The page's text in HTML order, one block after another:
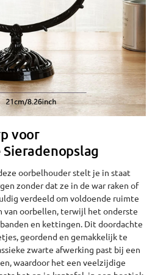
voor
oorbelhouder stelt je in staat
zonder dat ze in de war raken of
verdeeld om voldoende ruimte
van oorbellen, terwijl het onderste
en kettingen. Dit doordachte
geordend en gemakkelijk te
zwarte afwerking past bij een
waardoor het een veelzijdige